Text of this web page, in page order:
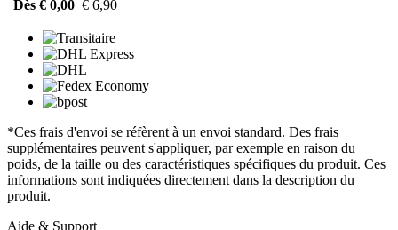
Dès € 0,00 € 6,90
*Ces frais d'envoi se réfèrent à un envoi standard. Des frais
supplémentaires peuvent s'appliquer, par exemple en raison du
poids, de la taille ou des caractéristiques spécifiques du produit. Ces
informations sont indiquées directement dans la description du
produit.
Aide & Support